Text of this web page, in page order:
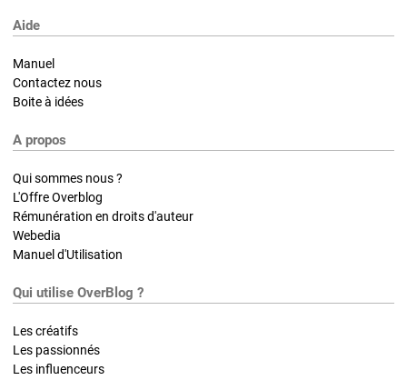
Aide
Manuel
Contactez nous
Boite à idées
A propos
Qui sommes nous ?
L'Offre Overblog
Rémunération en droits d'auteur
Webedia
Manuel d'Utilisation
Qui utilise OverBlog ?
Les créatifs
Les passionnés
Les influenceurs